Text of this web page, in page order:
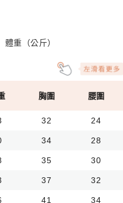
重（公斤）
胸圍 腰圍
32 24
34 28
35 30
37 32
41 34